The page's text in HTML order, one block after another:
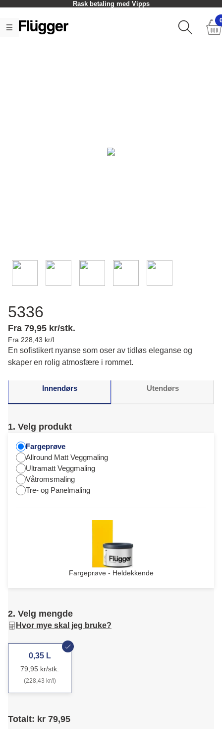
Rask betaling med Vipps
5336
Fra 79,95 kr/stk.
Fra 228,43 kr/l
En sofistikert nyanse som oser av tidløs eleganse og
skaper en rolig atmosfære i rommet.
Innendørs Utendørs
1. Velg produkt
Fargeprøve
Allround Matt Veggmaling
Ultramatt Veggmaling
Våtromsmaling
Tre- og Panelmaling
Fargeprøve - Heldekkende
2. Velg mengde
Hvor mye skal jeg bruke?
0,35 L
79,95 kr/stk.
(228,43 kr/l)
Totalt: kr 79,95